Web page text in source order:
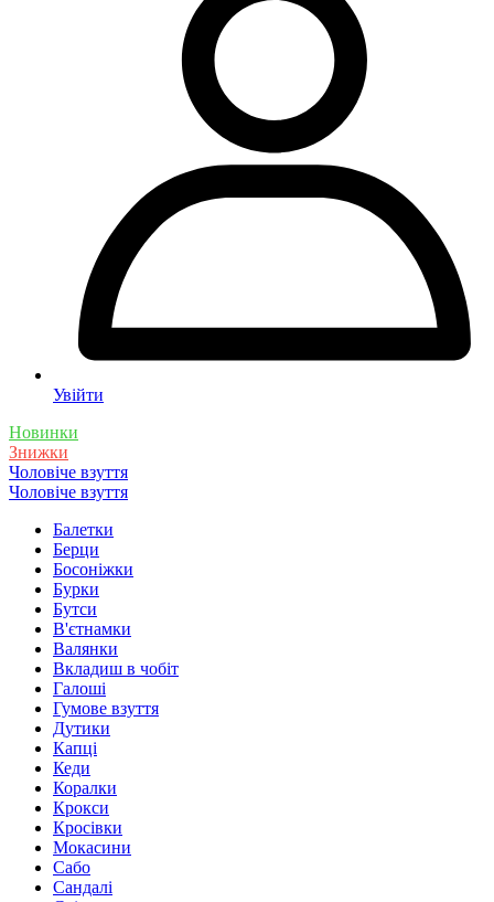
Увійти
Новинки
Знижки
Чоловіче взуття
Чоловіче взуття
Балетки
Берци
Босоніжки
Бурки
Бутси
В'єтнамки
Валянки
Вкладиш в чобіт
Галоші
Гумове взуття
Дутики
Капці
Кеди
Коралки
Крокси
Кросівки
Мокасини
Сабо
Сандалі